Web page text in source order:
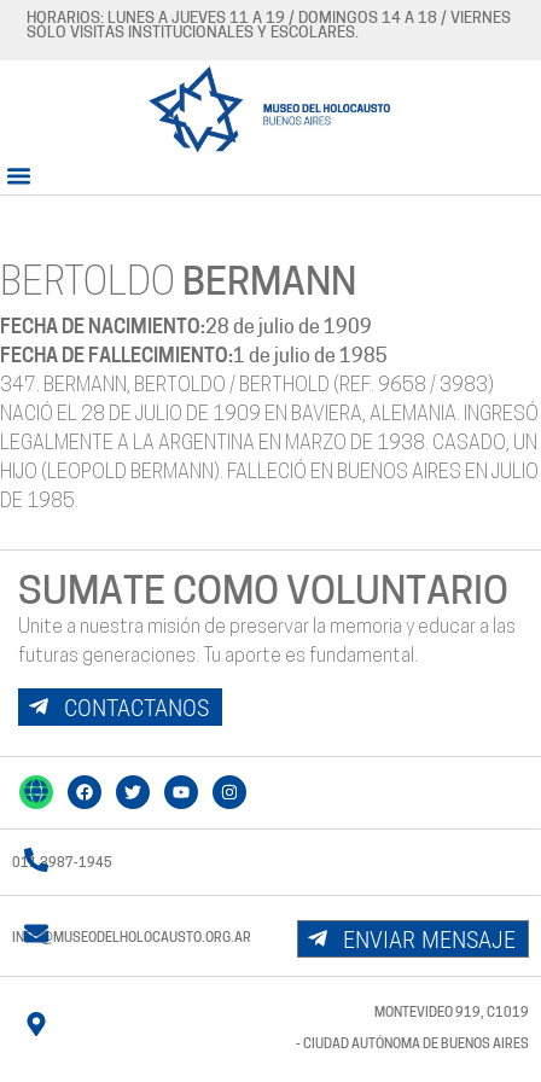
HORARIOS: LUNES A JUEVES 11 A 19 / DOMINGOS 14 A 18 / VIERNES
SÓLO VISITAS INSTITUCIONALES Y ESCOLARES.
BERTOLDO BERMANN
FECHA DE NACIMIENTO:28 de julio de 1909
FECHA DE FALLECIMIENTO:1 de julio de 1985
347. BERMANN, BERTOLDO / BERTHOLD (REF. 9658 / 3983)
NACIÓ EL 28 DE JULIO DE 1909 EN BAVIERA, ALEMANIA. INGRESÓ
LEGALMENTE A LA ARGENTINA EN MARZO DE 1938. CASADO, UN
HIJO (LEOPOLD BERMANN). FALLECIÓ EN BUENOS AIRES EN JULIO
DE 1985.
SUMATE COMO VOLUNTARIO
Unite a nuestra misión de preservar la memoria y educar a las
futuras generaciones. Tu aporte es fundamental.
CONTACTANOS
011 3987-1945
INFO@MUSEODELHOLOCAUSTO.ORG.AR ENVIAR MENSAJE
MONTEVIDEO 919, C1019
- CIUDAD AUTÓNOMA DE BUENOS AIRES